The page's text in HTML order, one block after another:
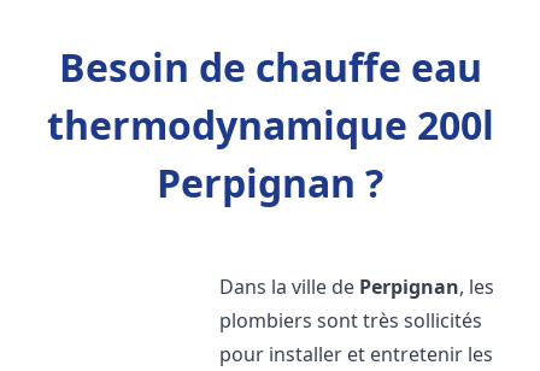
Besoin de chauffe eau
thermodynamique 200l
Perpignan ?
Dans la ville de Perpignan, les
plombiers sont très sollicités
pour installer et entretenir les